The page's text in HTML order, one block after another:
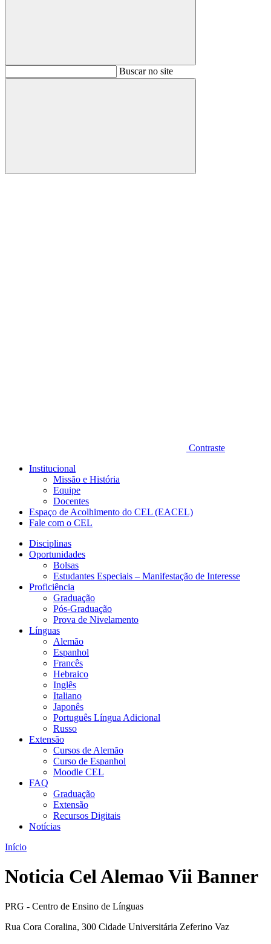
BuscarBuscar no site
Buscar
Contraste
Institucional
Missão e História
Equipe
Docentes
Espaço de Acolhimento do CEL (EACEL)
Fale com o CEL
Disciplinas
Oportunidades
Bolsas
Estudantes Especiais – Manifestação de Interesse
Proficiência
Graduação
Pós-Graduação
Prova de Nivelamento
Línguas
Alemão
Espanhol
Francês
Hebraico
Inglês
Italiano
Japonês
Português Língua Adicional
Russo
Extensão
Cursos de Alemão
Curso de Espanhol
Moodle CEL
FAQ
Graduação
Extensão
Recursos Digitais
Notícias
Início
Noticia Cel Alemao Vii Banner
PRG - Centro de Ensino de Línguas
Rua Cora Coralina, 300 Cidade Universitária Zeferino Vaz